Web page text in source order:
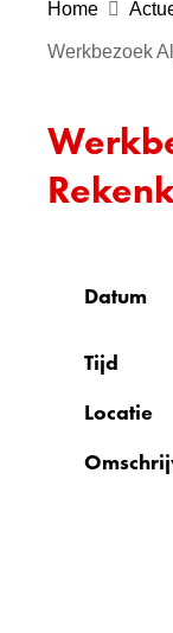
Home
Werkbezoek
Datum
Tijd
Locatie